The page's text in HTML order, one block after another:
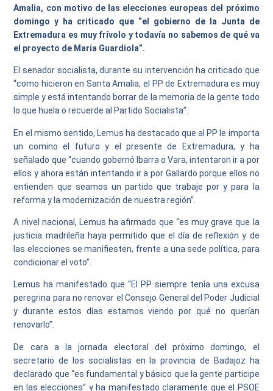
Amalia, con motivo de las elecciones europeas del próximo
domingo y ha criticado que “el gobierno de la Junta de
Extremadura es muy frívolo y todavía no sabemos de qué va
el proyecto de María Guardiola”.
El senador socialista, durante su intervención ha criticado que
“como hicieron en Santa Amalia, el PP de Extremadura es muy
simple y está intentando borrar de la memoria de la gente todo
lo que huela o recuerde al Partido Socialista”.
En el mismo sentido, Lemus ha destacado que al PP le importa
un comino el futuro y el presente de Extremadura, y ha
señalado que “cuando gobernó Ibarra o Vara, intentaron ir a por
ellos y ahora están intentando ir a por Gallardo porque ellos no
entienden que seamos un partido que trabaje por y para la
reforma y la modernización de nuestra región”.
A nivel nacional, Lemus ha afirmado que “es muy grave que la
justicia madrileña haya permitido que el día de reflexión y de
las elecciones se manifiesten, frente a una sede política, para
condicionar el voto”.
Lemus ha manifestado que “El PP siempre tenía una excusa
peregrina para no renovar el Consejo General del Poder Judicial
y durante estos días estamos viendo por qué no querían
renovarlo”.
De cara a la jornada electoral del próximo domingo, el
secretario de los socialistas en la provincia de Badajoz ha
declarado que “es fundamental y básico que la gente participe
en las elecciones” y ha manifestado claramente que el PSOE